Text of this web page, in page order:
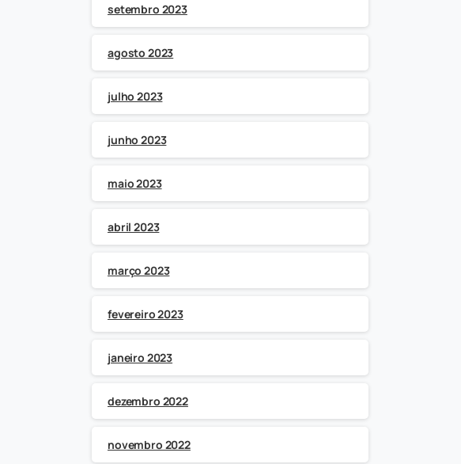
setembro 2023
agosto 2023
julho 2023
junho 2023
maio 2023
abril 2023
março 2023
fevereiro 2023
janeiro 2023
dezembro 2022
novembro 2022